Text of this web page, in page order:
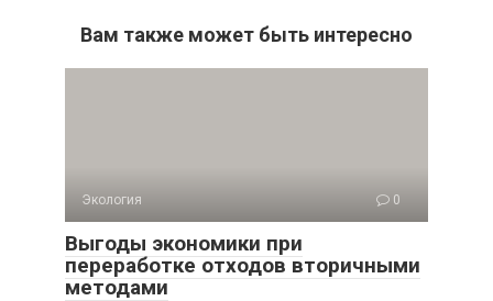
Вам также может быть интересно
Экология 0
Выгоды экономики при
переработке отходов вторичными
методами